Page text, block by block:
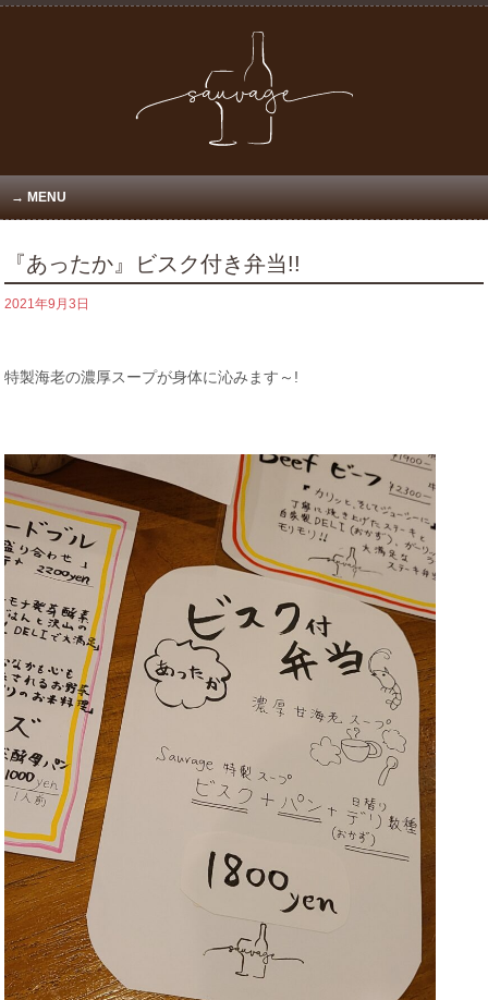
MENU
『あったか』ビスク付き弁当!!
2021年9月3日
特製海老の濃厚スープが身体に沁みます～!